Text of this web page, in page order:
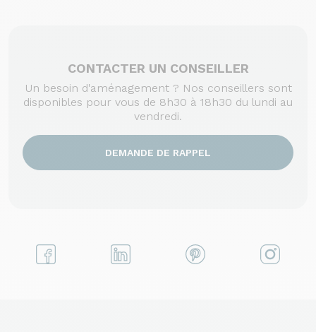
CONTACTER UN CONSEILLER
Un besoin d'aménagement ? Nos conseillers sont
disponibles pour vous de 8h30 à 18h30 du lundi au
vendredi.
DEMANDE DE RAPPEL